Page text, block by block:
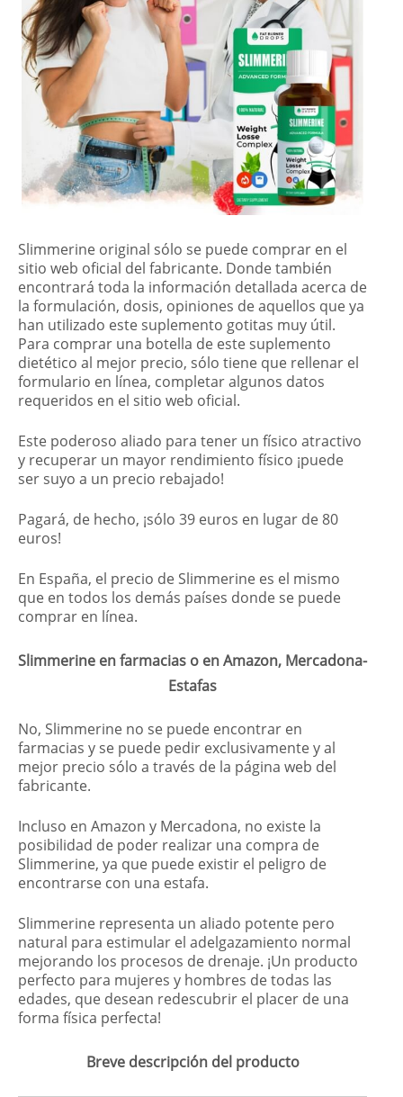
Slimmerine original sólo se puede comprar en el
sitio web oficial del fabricante. Donde también
encontrará toda la información detallada acerca de
la formulación, dosis, opiniones de aquellos que ya
han utilizado este suplemento gotitas muy útil.
Para comprar una botella de este suplemento
dietético al mejor precio, sólo tiene que rellenar el
formulario en línea, completar algunos datos
requeridos en el sitio web oficial.
Este poderoso aliado para tener un físico atractivo
y recuperar un mayor rendimiento físico ¡puede
ser suyo a un precio rebajado!
Pagará, de hecho, ¡sólo 39 euros en lugar de 80
euros!
En España, el precio de Slimmerine es el mismo
que en todos los demás países donde se puede
comprar en línea.
Slimmerine en farmacias o en Amazon, Mercadona-
Estafas
No, Slimmerine no se puede encontrar en
farmacias y se puede pedir exclusivamente y al
mejor precio sólo a través de la página web del
fabricante.
Incluso en Amazon y Mercadona, no existe la
posibilidad de poder realizar una compra de
Slimmerine, ya que puede existir el peligro de
encontrarse con una estafa.
Slimmerine representa un aliado potente pero
natural para estimular el adelgazamiento normal
mejorando los procesos de drenaje. ¡Un producto
perfecto para mujeres y hombres de todas las
edades, que desean redescubrir el placer de una
forma física perfecta!
Breve descripción del producto